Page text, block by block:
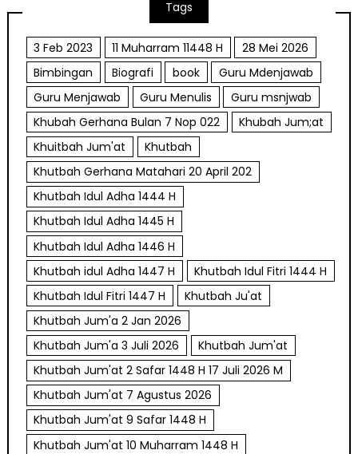
Tags
3 Feb 2023 11 Muharram 11448 H
28 Mei 2026
Bimbingan
Biografi book
Guru Mdenjawab
Guru Menjawab
Guru Menulis
Guru msnjwab
Khubah Gerhana Bulan 7 Nop 022
Khubah Jum;at
Khuitbah Jum'at
Khutbah
Khutbah Gerhana Matahari 20 April 202
Khutbah Idul Adha 1444 H
Khutbah Idul Adha 1445 H
Khutbah Idul Adha 1446 H
Khutbah idul Adha 1447 H
Khutbah Idul Fitri 1444 H
Khutbah Idul Fitri 1447 H
Khutbah Ju'at
Khutbah Jum'a 2 Jan 2026
Khutbah Jum'a 3 Juli 2026
Khutbah Jum'at
Khutbah Jum'at 2 Safar 1448 H 17 Juli 2026 M
Khutbah Jum'at 7 Agustus 2026
Khutbah Jum'at 9 Safar 1448 H
Khutbah Jum'at 10 Muharram 1448 H